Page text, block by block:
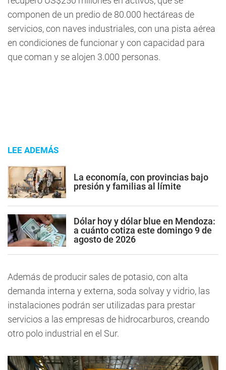
componen de un predio de 80.000 hectáreas de
servicios, con naves industriales, con una pista aérea
en condiciones de funcionar y con capacidad para
que coman y se alojen 3.000 personas.
LEE ADEMÁS
La economía, con provincias bajo
presión y familias al límite
Dólar hoy y dólar blue en Mendoza:
a cuánto cotiza este domingo 9 de
agosto de 2026
Además de producir sales de potasio, con alta
demanda interna y externa, soda solvay y vidrio, las
instalaciones podrán ser utilizadas para prestar
servicios a las empresas de hidrocarburos, creando
otro polo industrial en el Sur.